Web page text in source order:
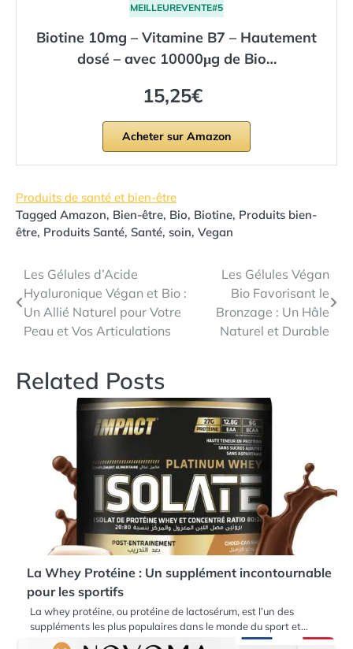
MEILLEUREVENTE#5
Biotine 10mg – Vitamine B7 – Hautement
dosé – avec 10000μg de Bio…
15,25€
Acheter sur Amazon
Produits de santé et bien-être
Tagged Amazon, Bien-être, Bio, Biotine, Produits bien-
être, Produits Santé, Santé, soin, Vegan
Navigation
de
l’article
Les Gélules d’Acide
Hyaluronique Végan et Bio :
Un Allié Naturel pour Votre
Peau et Vos Articulations
Les Gélules Végan
Bio Favorisant le
Bronzage : Un Hâle
Naturel et Durable
Related Posts
La Whey Protéine : Un supplément incontournable
pour les sportifs
La whey protéine, ou protéine de lactosérum, est l’un des
suppléments les plus populaires dans le monde du sport et…